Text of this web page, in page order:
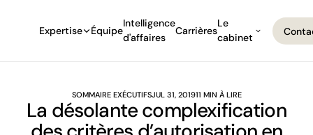
Expertise Équipe
Intelligence
d'affaires
Carrières
Le
cabinet
SOMMAIRE EXÉCUTIFSJUL 31, 201911 MIN À LIRE
La désolante complexification